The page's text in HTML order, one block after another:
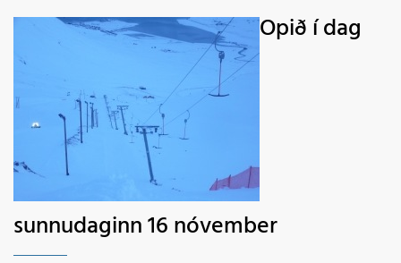
Opið í dag
sunnudaginn 16 nóvember